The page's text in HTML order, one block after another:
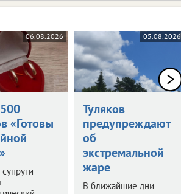
06.08.2026
«Готовы
05.08.2026
Туляков
предупреждают
об
экстремальной
жаре
В ближайшие дни